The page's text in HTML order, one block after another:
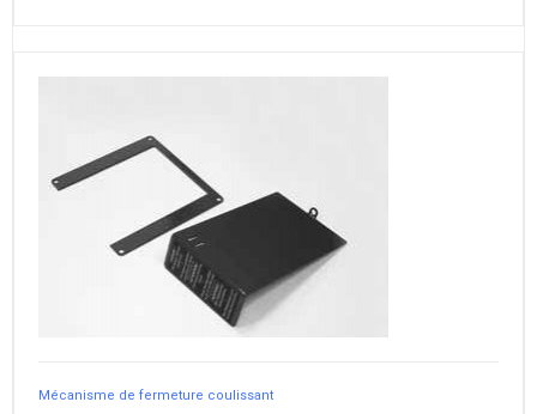
Mécanisme de fermeture coulissant